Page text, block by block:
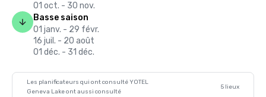
01 oct. - 30 nov.
Basse saison
01 janv. - 29 févr.
16 juil. - 20 août
01 déc. - 31 déc.
Les planificateurs qui ont consulté YOTEL
Geneva Lake ont aussi consulté
5 lieux